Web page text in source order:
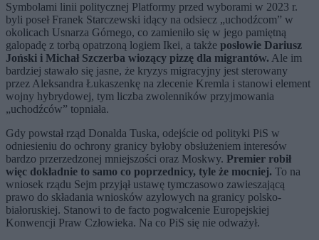
Symbolami linii politycznej Platformy przed wyborami w 2023 r.
byli poseł Franek Starczewski idący na odsiecz „uchodźcom” w
okolicach Usnarza Górnego, co zamieniło się w jego pamiętną
galopadę z torbą opatrzoną logiem Ikei, a także posłowie Dariusz
Joński i Michał Szczerba wiozący pizzę dla migrantów. Ale im
bardziej stawało się jasne, że kryzys migracyjny jest sterowany
przez Aleksandra Łukaszenkę na zlecenie Kremla i stanowi element
wojny hybrydowej, tym liczba zwolenników przyjmowania
„uchodźców” topniała.
Gdy powstał rząd Donalda Tuska, odejście od polityki PiS w
odniesieniu do ochrony granicy byłoby obsłużeniem interesów
bardzo przerzedzonej mniejszości oraz Moskwy. Premier robił
więc dokładnie to samo co poprzednicy, tyle że mocniej. To na
wniosek rządu Sejm przyjął ustawę tymczasowo zawieszającą
prawo do składania wniosków azylowych na granicy polsko-
białoruskiej. Stanowi to de facto pogwałcenie Europejskiej
Konwencji Praw Człowieka. Na co PiS się nie odważył.